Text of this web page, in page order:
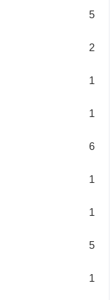
5
2
1
1
6
1
1
5
1